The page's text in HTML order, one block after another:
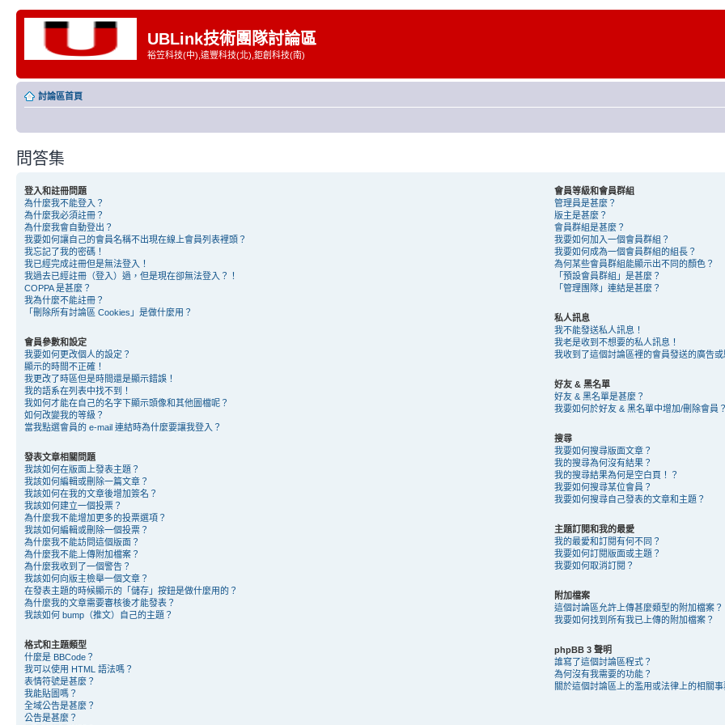
UBLink技術團隊討論區
裕笠科技(中),遠豐科技(北),鉅創科技(南)
討論區首頁
問答集
登入和註冊問題
為什麼我不能登入？
為什麼我必須註冊？
為什麼我會自動登出？
我要如何讓自己的會員名稱不出現在線上會員列表裡頭？
我忘記了我的密碼！
我已經完成註冊但是無法登入！
我過去已經註冊（登入）過，但是現在卻無法登入？！
COPPA 是甚麼？
我為什麼不能註冊？
「刪除所有討論區 Cookies」是做什麼用？
會員參數和設定
我要如何更改個人的設定？
顯示的時間不正確！
我更改了時區但是時間還是顯示錯誤！
我的語系在列表中找不到！
我如何才能在自己的名字下顯示頭像和其他圖檔呢？
如何改變我的等級？
當我點選會員的 e-mail 連結時為什麼要讓我登入？
發表文章相關問題
我該如何在版面上發表主題？
我該如何編輯或刪除一篇文章？
我該如何在我的文章後增加簽名？
我該如何建立一個投票？
為什麼我不能增加更多的投票選項？
我該如何編輯或刪除一個投票？
為什麼我不能訪問這個版面？
為什麼我不能上傳附加檔案？
為什麼我收到了一個警告？
我該如何向版主檢舉一個文章？
在發表主題的時候顯示的「儲存」按鈕是做什麼用的？
為什麼我的文章需要審核後才能發表？
我該如何 bump（推文）自己的主題？
格式和主題類型
什麼是 BBCode？
我可以使用 HTML 語法嗎？
表情符號是甚麼？
我能貼圖嗎？
全域公告是甚麼？
公告是甚麼？
會員等級和會員群組
管理員是甚麼？
版主是甚麼？
會員群組是甚麼？
我要如何加入一個會員群組？
我要如何成為一個會員群組的組長？
為何某些會員群組能顯示出不同的顏色？
「預設會員群組」是甚麼？
「管理團隊」連結是甚麼？
私人訊息
我不能發送私人訊息！
我老是收到不想要的私人訊息！
我收到了這個討論區裡的會員發送的廣告或
好友 & 黑名單
好友 & 黑名單是甚麼？
我要如何於好友 & 黑名單中增加/刪除會員？
搜尋
我要如何搜尋版面文章？
我的搜尋為何沒有結果？
我的搜尋結果為何是空白頁！？
我要如何搜尋某位會員？
我要如何搜尋自己發表的文章和主題？
主題訂閱和我的最愛
我的最愛和訂閱有何不同？
我要如何訂閱版面或主題？
我要如何取消訂閱？
附加檔案
這個討論區允許上傳甚麼類型的附加檔案？
我要如何找到所有我已上傳的附加檔案？
phpBB 3 聲明
誰寫了這個討論區程式？
為何沒有我需要的功能？
關於這個討論區上的濫用或法律上的相關